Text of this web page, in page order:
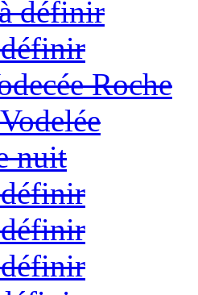
définir
Roche
nuit